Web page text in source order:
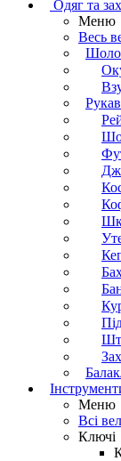
Одяг та
Меню
Весь
Меню
Всі
Ключі